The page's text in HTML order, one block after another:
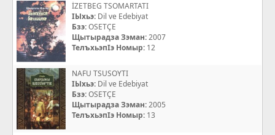
İZETBEG TSOMARTATI
IЫхьэ: Dil ve Edebiyat
Бзэ:OSETÇE
Щытырадза Зэман:2007
ТелъхьэпIэ Номыр: 12
NAFU TSUSOYTI
IЫхьэ: Dil ve Edebiyat
Бзэ:OSETÇE
Щытырадза Зэман:2005
ТелъхьэпIэ Номыр: 13